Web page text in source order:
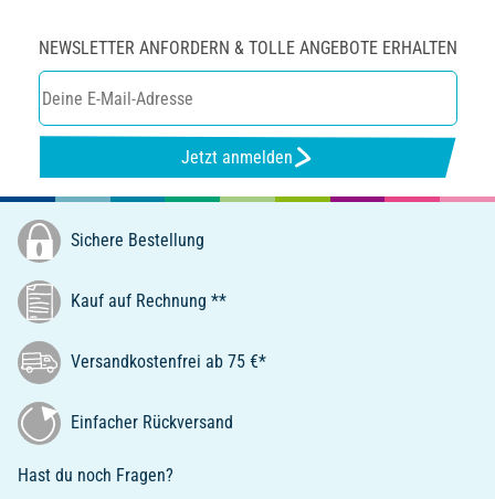
NEWSLETTER ANFORDERN & TOLLE ANGEBOTE ERHALTEN
Jetzt anmelden
Sichere Bestellung
Kauf auf Rechnung **
Versandkostenfrei ab 75 €*
Einfacher Rückversand
Hast du noch Fragen?